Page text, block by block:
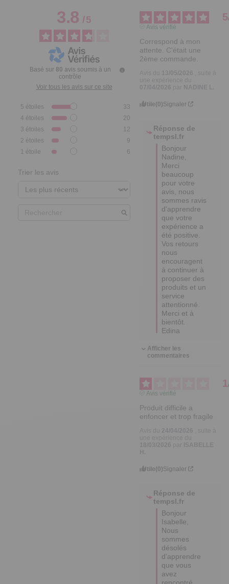
3.8/5
Basé sur 80 avis soumis à un
contrôle
Voir tous les avis sur ce site
5 étoiles
33
4 étoiles
20
3 étoiles
12
2 étoiles
9
1 étoile 6
Trier les avis
5
Avis vérifié
Correspond à mon
attente. C'était une
2ème commande.
Utile(0)Signaler
Réponse de
tempsl.fr
Bonjour
Nadine,
Merci
beaucoup
pour votre
avis, nous
sommes ravis
d'apprendre
que votre
expérience a
été positive.
Vos retours
nous
encouragent
à continuer à
proposer des
produits et un
service
attentionné.
Merci et à
bientôt.
Edina
Afficher les
commentaires
1
Avis vérifié
Produit difficile a
enfoncer et trop fragile
Utile(0)Signaler
Réponse de
tempsl.fr
Bonjour
Isabelle,
Nous
sommes
désolés
d'apprendre
que vous
avez